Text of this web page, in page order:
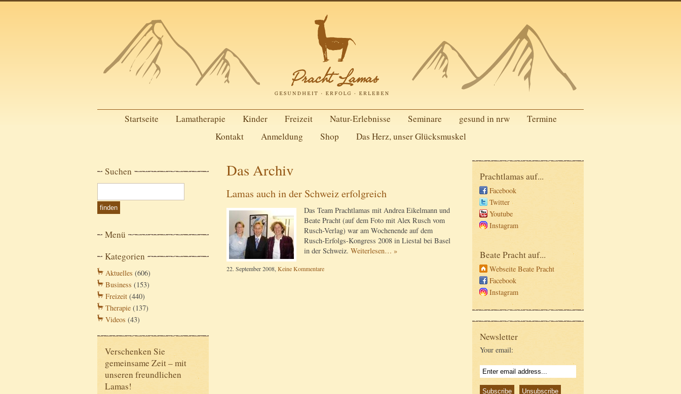
Startseite Lamatherapie Kinder Freizeit Natur-Erlebnisse Seminare gesund in nrw
Termine
Kontakt
Anmeldung Shop Das Herz, unser Glücksmuskel
Suchen
Menü
Kategorien
Aktuelles (606)
Business (153)
Freizeit (440)
Therapie (137)
Videos (43)
Verschenken Sie
gemeinsame Zeit – mit
unseren freundlichen
Lamas!
Prachtlamas auf...
Facebook
Twitter
Youtube
Instagram
Beate Pracht auf...
Webseite Beate Pracht
Facebook
Instagram
Newsletter
Your email:
Das Archiv
Lamas auch in der Schweiz erfolgreich
Das Team Prachtlamas mit Andrea Eikelmann und
Beate Pracht (auf dem Foto mit Alex Rusch vom
Rusch-Verlag) war am Wochenende auf dem
Rusch-Erfolgs-Kongress 2008 in Liestal bei Basel
in der Schweiz. Weiterlesen… »
22. September 2008, Keine Kommentare